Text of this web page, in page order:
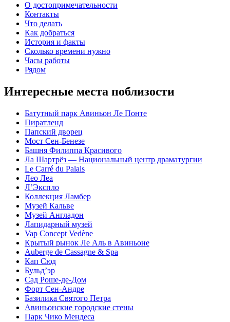
О достопримечательности
Контакты
Что делать
Как добраться
История и факты
Сколько времени нужно
Часы работы
Рядом
Интересные места поблизости
Батутный парк Авиньон Ле Понте
Пиратленд
Папский дворец
Мост Сен-Бенезе
Башня Филиппа Красивого
Ла Шартрёз — Национальный центр драматургии
Le Carré du Palais
Лео Леа
Л’Экспло
Коллекция Ламбер
Музей Кальве
Музей Англадон
Лапидарный музей
Vap Concept Vedène
Крытый рынок Ле Аль в Авиньоне
Auberge de Cassagne & Spa
Кап Сюд
Бульд’эр
Сад Роше-де-Дом
Форт Сен-Андре
Базилика Святого Петра
Авиньонские городские стены
Парк Чико Мендеса